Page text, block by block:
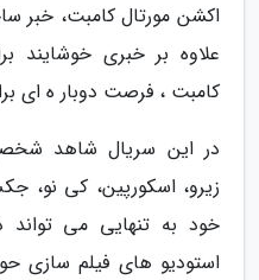
اکشن مورتال کامبت، خبر
علاوه بر خبری خوشایند
کامبت ، فرصت دوبار ه ای
در این سریال شاهد
زیرو، اسکورپین، کی نو،
خود به تنهایی می تواند
استودیو های فیلم سازی